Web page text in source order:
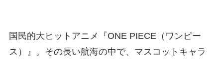
国民的大ヒットアニメ『ONE PIECE（ワンピー
ス）』。その長い航海の中で、マスコットキャラ